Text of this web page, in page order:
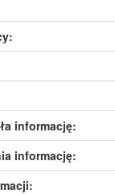
informację:
informację: